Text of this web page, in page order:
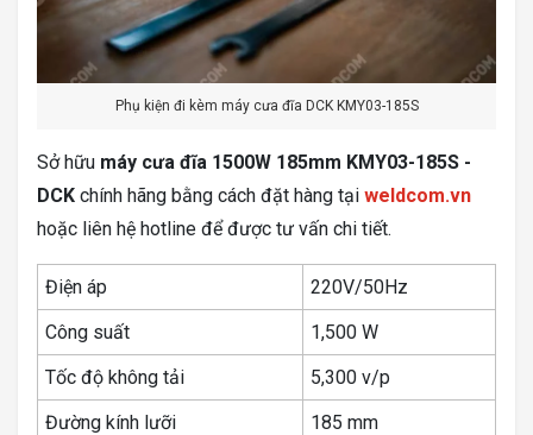
Phụ kiện đi kèm máy cưa đĩa DCK KMY03-185S
Sở hữu máy cưa đĩa 1500W 185mm KMY03-185S -
DCK chính hãng bằng cách đặt hàng tại weldcom.vn
hoặc liên hệ hotline để được tư vấn chi tiết.
Điện áp
220V/50Hz
Công suất
1,500 W
Tốc độ không tải
5,300 v/p
Đường kính lưỡi
185 mm